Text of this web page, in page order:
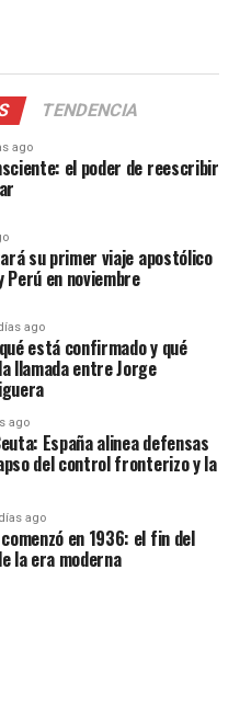
TENDENCIA
ago
el poder de reescribir
su primer viaje apostólico
Perú en noviembre
ago
está confirmado y qué
llamada entre Jorge
ago
España alinea defensas
del control fronterizo y la
ago
en 1936: el fin del
la era moderna